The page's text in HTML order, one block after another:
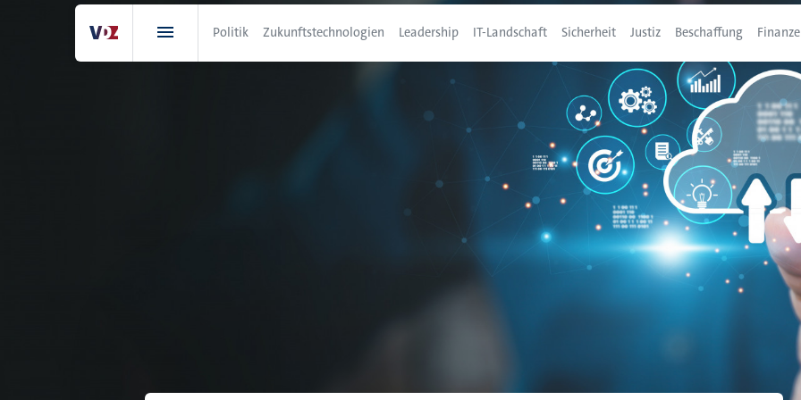
Politik Zukunftstechnologien Leadership IT-Landschaft Sicherheit Justiz Beschaffung